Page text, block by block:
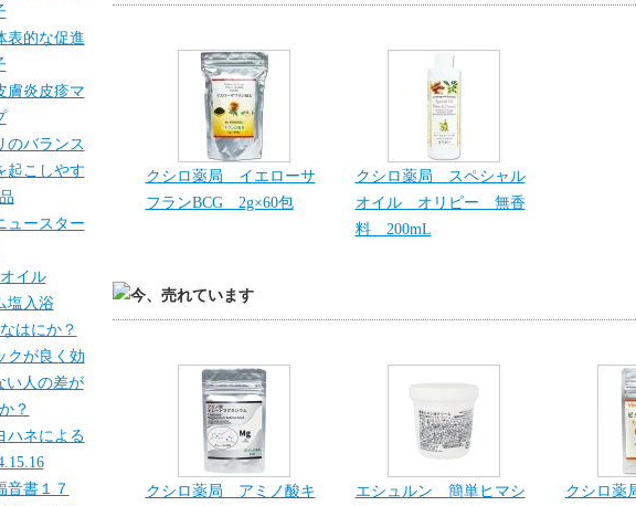
クシロ薬局 イエローサ
フランBCG 2g×60包
クシロ薬局 スペシャル
オイル オリピー 無香
料 200mL
クシロ薬局 アミノ酸キ
エシュルン 簡単ヒマシ
クシロ